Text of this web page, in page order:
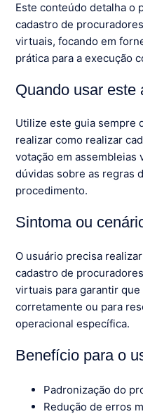
Este conteúdo detalha o
cadastro de
virtuais, focando em
prática para a execução
Quando usar este
Utilize este guia sempre
realizar como realizar
votação em
dúvidas sobre as regras
procedimento.
Sintoma ou
O usuário precisa
cadastro de
virtuais para garantir
corretamente ou para
operacional específica.
Benefício para o
Padronização do
Redução de erros